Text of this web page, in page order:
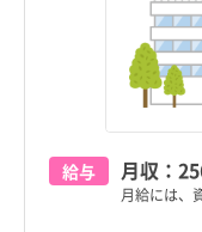
東京都すべて
千代田区
中央区
給与 月収：
月給には、
東京都すべて
千代田区
中央区